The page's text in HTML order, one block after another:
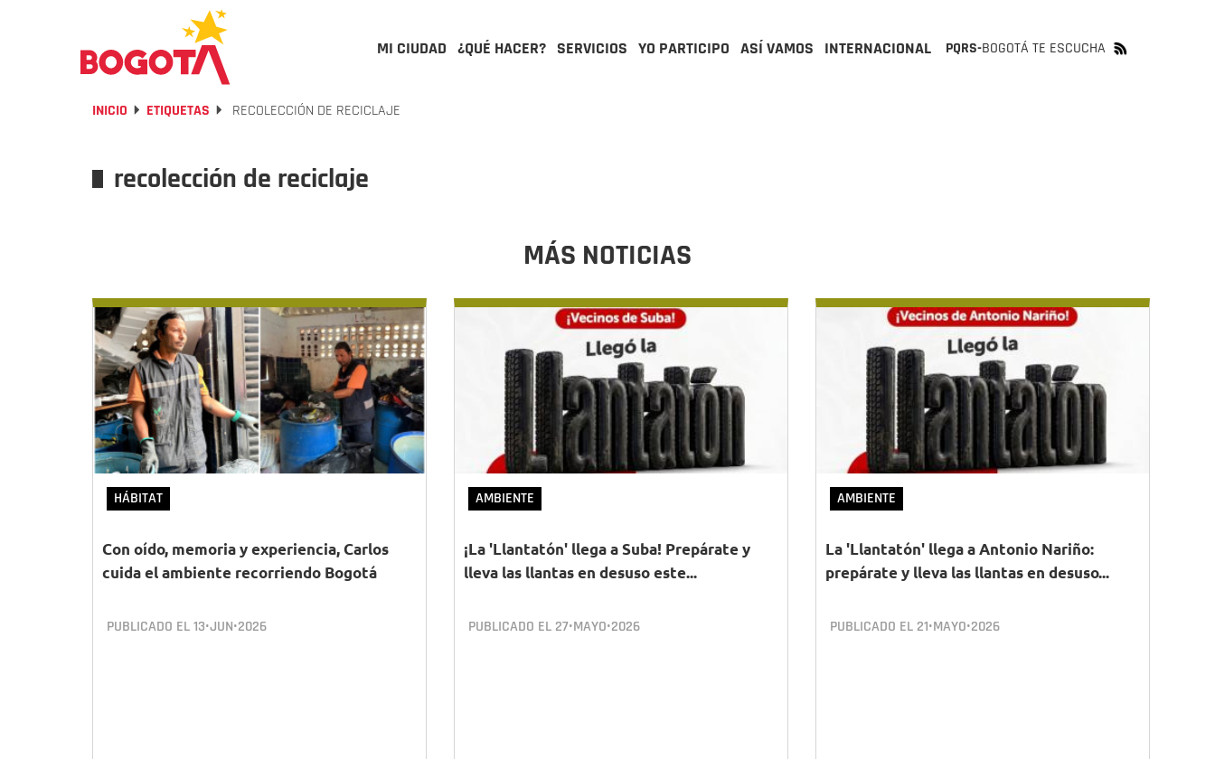
MI CIUDAD ¿QUÉ HACER? SERVICIOS YO PARTICIPO ASÍ VAMOS INTERNACIONAL PQRS-BOGOTÁ TE ESCUCHA
INICIO ETIQUETAS RECOLECCIÓN DE RECICLAJE
recolección de reciclaje
MÁS NOTICIAS
HÁBITAT
Con oído, memoria y experiencia, Carlos
cuida el ambiente recorriendo Bogotá
PUBLICADO EL13•JUN•2026
AMBIENTE
¡La 'Llantatón' llega a Suba! Prepárate y
lleva las llantas en desuso este...
PUBLICADO EL 27•MAYO•2026
AMBIENTE
La 'Llantatón' llega a Antonio Nariño:
prepárate y lleva las llantas en desuso...
PUBLICADO EL 21•MAYO•2026